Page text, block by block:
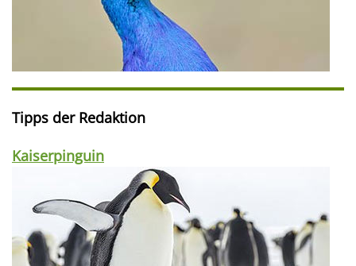
Tipps der Redaktion
Kaiserpinguin